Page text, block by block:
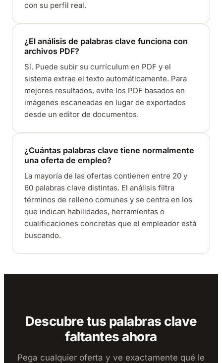
con su perfil real.
¿El análisis de palabras clave funciona con
archivos PDF?
Sí. Puede subir su currículum en PDF y el
sistema extrae el texto automáticamente. Para
mejores resultados, evite los PDF basados en
imágenes escaneadas en lugar de exportados
desde un editor de documentos.
¿Cuántas palabras clave tiene normalmente
una oferta de empleo?
La mayoría de las ofertas contienen entre 20 y
60 palabras clave distintas. El análisis filtra
términos de relleno comunes y se centra en los
que indican habilidades, herramientas o
cualificaciones concretas que el empleador está
buscando.
Descubre tus palabras clave
faltantes ahora
Pega cualquier oferta y ve exactamente qué le